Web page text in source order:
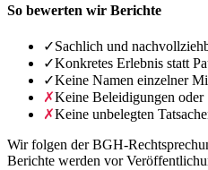
So bewerten wir Berichte
✓Sachlich und
✓Konkretes Erlebnis statt
✓Keine Namen einzelner
✗Keine Beleidigungen
✗Keine unbelegten
Wir folgen der BGH-
Berichte werden vor